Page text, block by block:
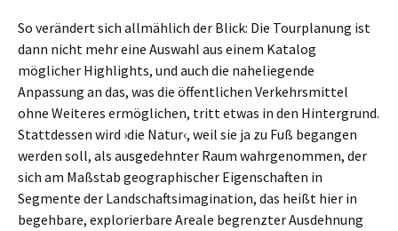
So verändert sich allmählich der Blick: Die Tourplanung ist
dann nicht mehr eine Auswahl aus einem Katalog
möglicher Highlights, und auch die naheliegende
Anpassung an das, was die öffentlichen Verkehrsmittel
ohne Weiteres ermöglichen, tritt etwas in den Hintergrund.
Stattdessen wird ›die Natur‹, weil sie ja zu Fuß begangen
werden soll, als ausgedehnter Raum wahrgenommen, der
sich am Maßstab geographischer Eigenschaften in
Segmente der Landschaftsimagination, das heißt hier in
begehbare, explorierbare Areale begrenzter Ausdehnung